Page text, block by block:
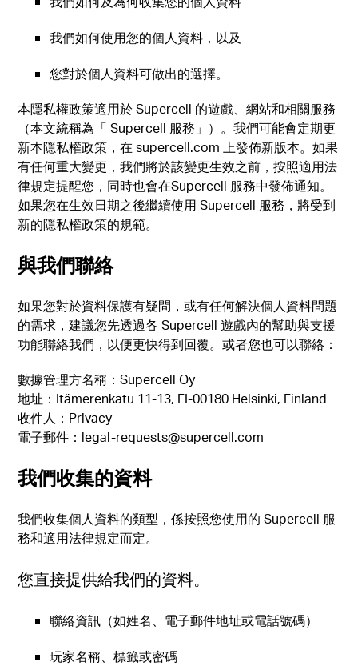
我們如何使用您的個人資料，以及
您對於個人資料可做出的選擇。
本隱私權政策適用於 Supercell 的遊戲、網站和相關服務
（本文統稱為「 Supercell 服務」）。我們可能會定期更
新本隱私權政策，在 supercell.com 上發佈新版本。如果
有任何重大變更，我們將於該變更生效之前，按照適用法
律規定提醒您，同時也會在Supercell 服務中發佈通知。
如果您在生效日期之後繼續使用 Supercell 服務，將受到
新的隱私權政策的規範。
與我們聯絡
如果您對於資料保護有疑問，或有任何解決個人資料問題
的需求，建議您先透過各 Supercell 遊戲內的幫助與支援
功能聯絡我們，以便更快得到回覆。或者您也可以聯絡：
數據管理方名稱：Supercell Oy
地址：Itämerenkatu 11-13, FI-00180 Helsinki, Finland
收件人：Privacy
電子郵件： legal-requests@supercell.com
我們收集的資料
我們收集個人資料的類型，係按照您使用的 Supercell 服
務和適用法律規定而定。
您直接提供給我們的資料。
聯絡資訊（如姓名、電子郵件地址或電話號碼）
玩家名稱、標籤或密碼